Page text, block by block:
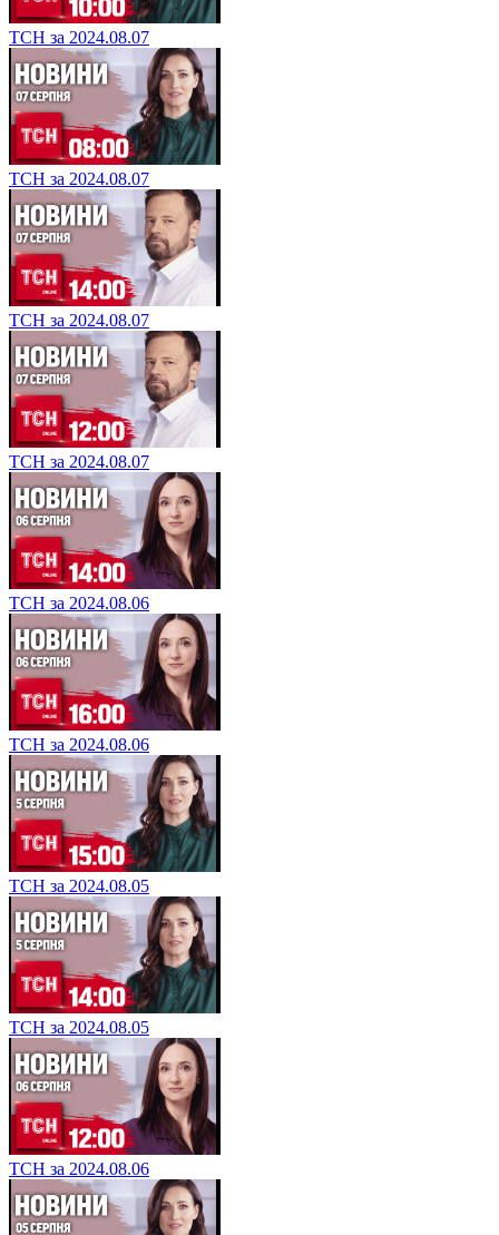
ТСН за 2024.08.07
ТСН за 2024.08.07
ТСН за 2024.08.07
ТСН за 2024.08.07
ТСН за 2024.08.06
ТСН за 2024.08.06
ТСН за 2024.08.05
ТСН за 2024.08.05
ТСН за 2024.08.06